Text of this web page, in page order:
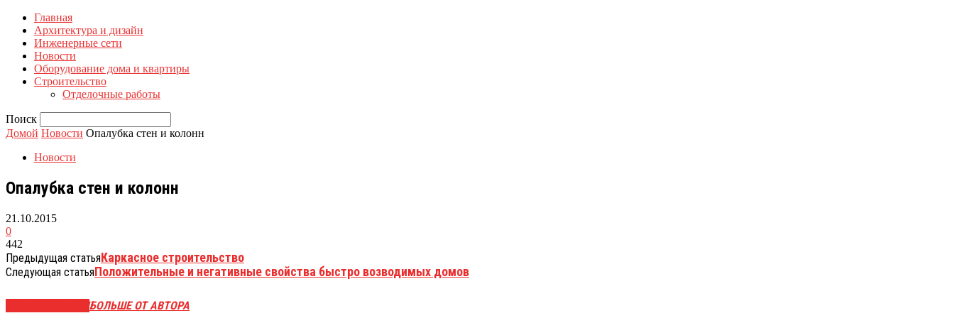
Главная
Архитектура и дизайн
Инженерные сети
Новости
Оборудование дома и квартиры
Строительство
Отделочные работы
Поиск
Домой Новости Опалубка стен и колонн
Новости
Опалубка стен и колонн
21.10.2015
0
442
Предыдущая статьяКаркасное строительство
Следующая статьяПоложительные и негативные свойства быстро возводимых домов
БОЛЬШЕ ОТ АВТОРА